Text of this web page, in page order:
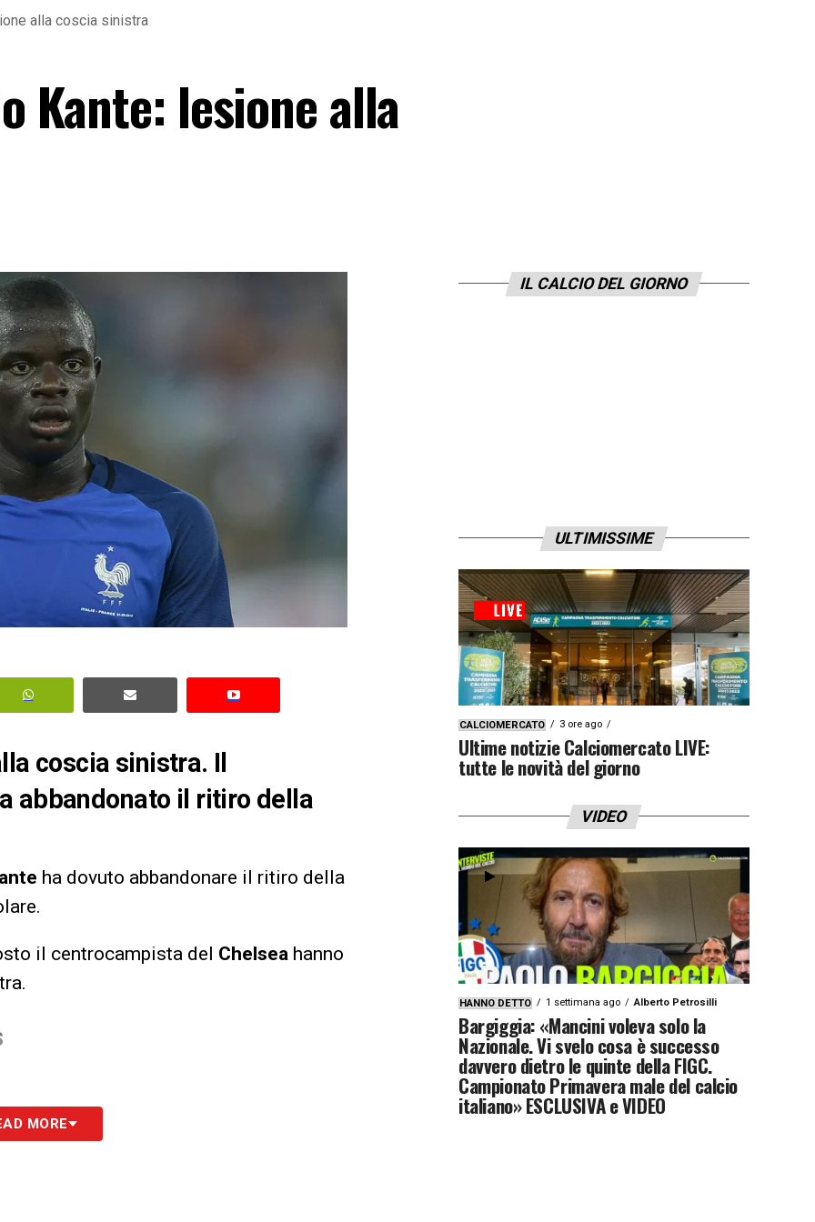
alla coscia sinistra
Kante: lesione alla
coscia sinistra. Il
abbandonato il ritiro della
ha dovuto abbandonare il ritiro della
il centrocampista del Chelsea hanno
MORE
IL CALCIO DEL GIORNO
ULTIMISSIME
CALCIOMERCATO 3 ore ago
Ultime notizie Calciomercato LIVE:
tutte le novità del giorno
VIDEO
HANNO DETTO 1 settimana ago Alberto Petrosilli
Bargiggia: «Mancini voleva solo la
Nazionale. Vi svelo cosa è successo
davvero dietro le quinte della FIGC.
Campionato Primavera male del calcio
italiano» ESCLUSIVA e VIDEO